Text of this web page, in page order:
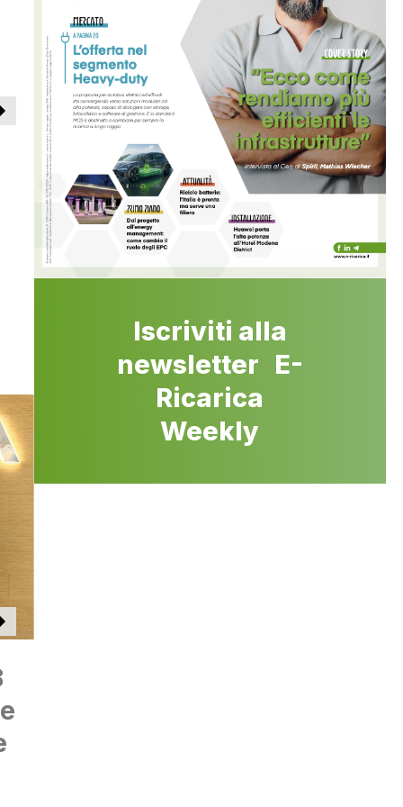
Iscriviti alla
newsletter E-
Ricarica
Weekly